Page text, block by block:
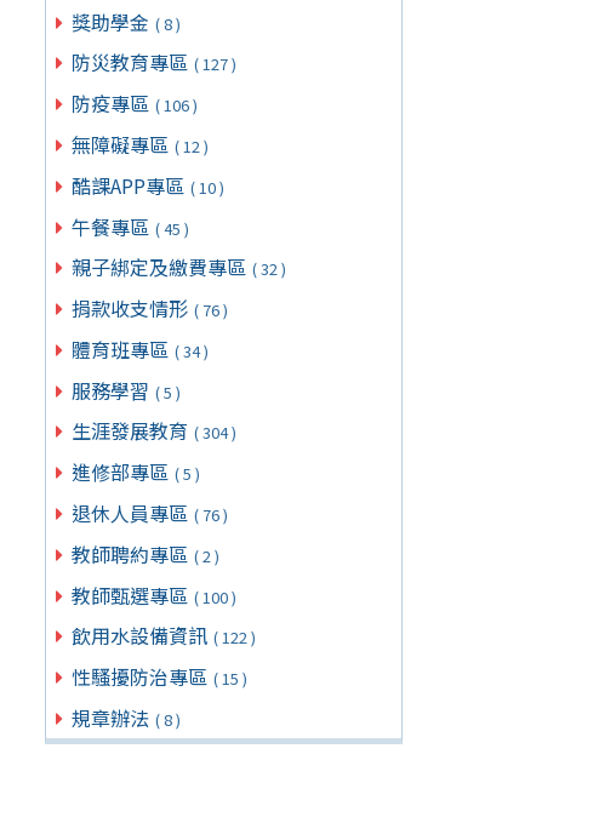
獎助學金 ( 8 )
防災教育專區 ( 127 )
防疫專區 ( 106 )
無障礙專區 ( 12 )
酷課APP專區 ( 10 )
午餐專區 ( 45 )
親子綁定及繳費專區 ( 32 )
捐款收支情形 ( 76 )
體育班專區 ( 34 )
服務學習 ( 5 )
生涯發展教育 ( 304 )
進修部專區 ( 5 )
退休人員專區 ( 76 )
教師聘約專區 ( 2 )
教師甄選專區 ( 100 )
飲用水設備資訊 ( 122 )
性騷擾防治專區 ( 15 )
規章辦法 ( 8 )